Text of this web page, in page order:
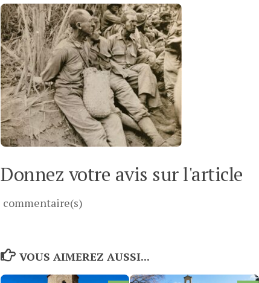
Donnez votre avis sur l'article
commentaire(s)
VOUS AIMEREZ AUSSI...